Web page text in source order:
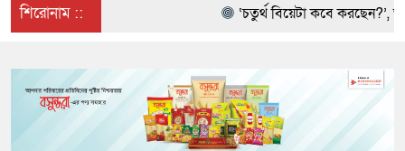
শিরোনাম :: ‘চতুর্থ বিয়েটা কবে করছেন?’,